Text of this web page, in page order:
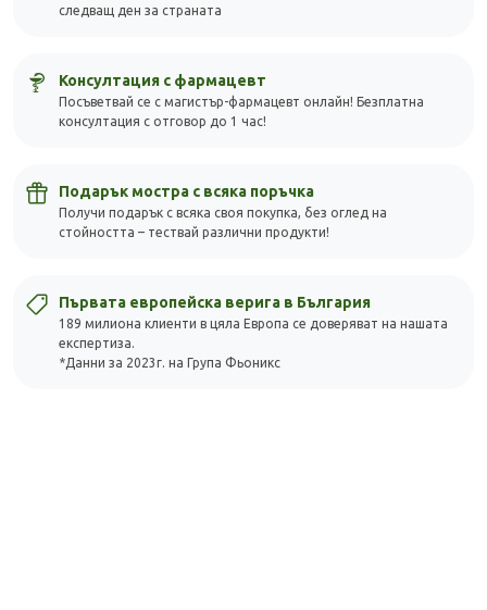
следващ ден за страната
Консултация с фармацевт
Посъветвай се с магистър-фармацевт онлайн! Безплатна
консултация с отговор до 1 час!
Подарък мостра с всяка поръчка
Получи подарък с всяка своя покупка, без оглед на
стойността – тествай различни продукти!
Първата европейска верига в България
189 милиона клиенти в цяла Европа се доверяват на нашата
експертиза.
*Данни за 2023г. на Група Фьоникс
Скъпа доставка Търсих друго
Технически проблем с плащането